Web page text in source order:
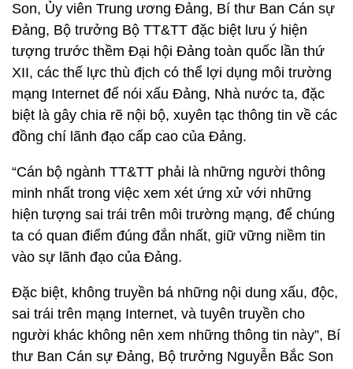
Son, Ủy viên Trung ương Đảng, Bí thư Ban Cán sự
Đảng, Bộ trưởng Bộ TT&TT đặc biệt lưu ý hiện
tượng trước thềm Đại hội Đảng toàn quốc lần thứ
XII, các thế lực thù địch có thể lợi dụng môi trường
mạng Internet để nói xấu Đảng, Nhà nước ta, đặc
biệt là gây chia rẽ nội bộ, xuyên tạc thông tin về các
đồng chí lãnh đạo cấp cao của Đảng.
“Cán bộ ngành TT&TT phải là những người thông
minh nhất trong việc xem xét ứng xử với những
hiện tượng sai trái trên môi trường mạng, để chúng
ta có quan điểm đúng đắn nhất, giữ vững niềm tin
vào sự lãnh đạo của Đảng.
Đặc biệt, không truyền bá những nội dung xấu, độc,
sai trái trên mạng Internet, và tuyên truyền cho
người khác không nên xem những thông tin này”, Bí
thư Ban Cán sự Đảng, Bộ trưởng Nguyễn Bắc Son